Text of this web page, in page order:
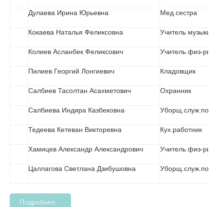
Дулаева Ирина Юрьевна Мед.сестра
Кокаева Наталья Феликсовна Учитель музыки
Колиев Асланбек Феликсович Учитель физ-ры
Пилиев Георгий Лонгиевич Кладовщик
Салбиев Тасолтан Асахметович Охранник
Салбиева Индира Казбековна Уборщ.служ.пом.
Тедеева Кетеван Викторевна Кух.работник
Хамицев Александр Александрович Учитель физ-ры
Цаллагова Светлана Дзибушовна Уборщ.служ.пом.
Подробнее...